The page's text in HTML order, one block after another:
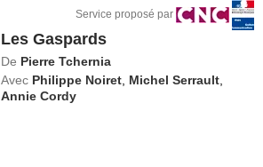
Service proposé par
Les Gaspards
De Pierre Tchernia
Avec Philippe Noiret Michel Serrault
Annie Cordy